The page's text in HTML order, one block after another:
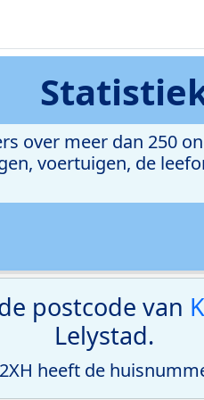
over meer dan 250
voertuigen, de
postcode van
Lelystad.
heeft de